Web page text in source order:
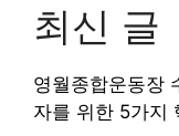
최신 글
영월종합운동장
자를 위한 5가지